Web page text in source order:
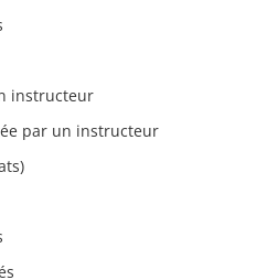
instructeur
par un instructeur